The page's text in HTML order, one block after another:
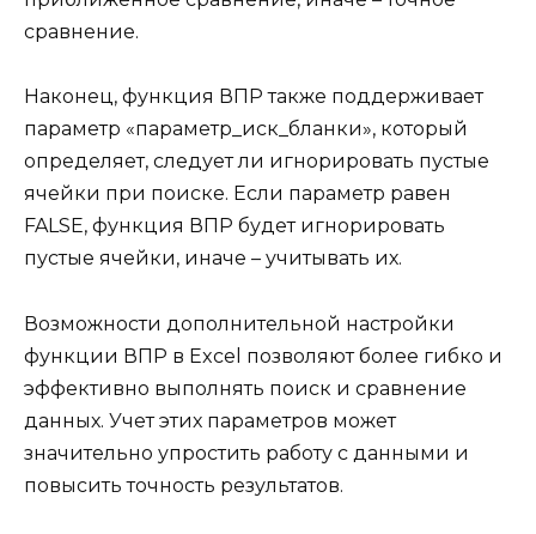
сравнение.
Наконец, функция ВПР также поддерживает
параметр «параметр_иск_бланки», который
определяет, следует ли игнорировать пустые
ячейки при поиске. Если параметр равен
FALSE, функция ВПР будет игнорировать
пустые ячейки, иначе – учитывать их.
Возможности дополнительной настройки
функции ВПР в Excel позволяют более гибко и
эффективно выполнять поиск и сравнение
данных. Учет этих параметров может
значительно упростить работу с данными и
повысить точность результатов.